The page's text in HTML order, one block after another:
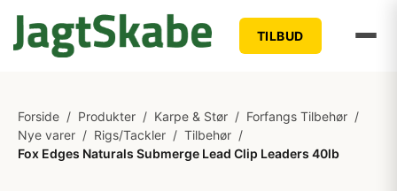
TILBUD
Forside / Produkter / Karpe & Stør / Forfangs Tilbehør /
Nye varer / Rigs/Tackler / Tilbehør /
Fox Edges Naturals Submerge Lead Clip Leaders 40lb